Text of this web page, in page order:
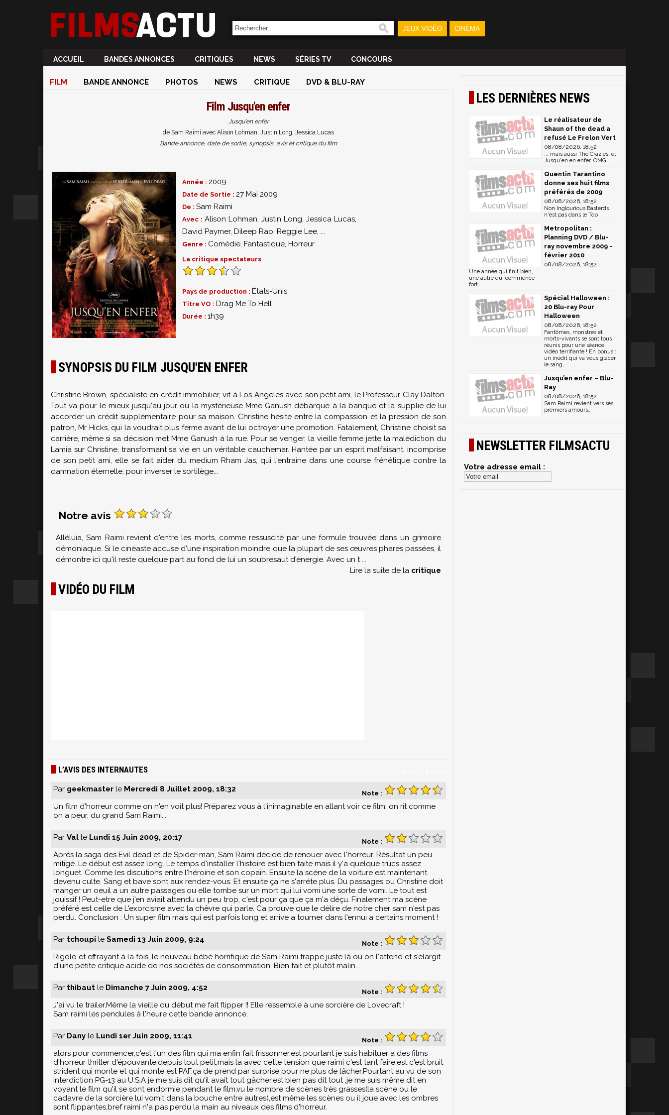
JEUX VIDÉO CINÉMA
ACCUEIL BANDES ANNONCES CRITIQUES NEWS SÉRIES TV CONCOURS
FILM BANDE ANNONCE PHOTOS NEWS CRITIQUE DVD & BLU-RAY
Film Jusqu'en enfer
Jusqu'en enfer
de Sam Raimi avec Alison Lohman, Justin Long, Jessica Lucas
Bande annonce, date de sortie, synopsis, avis et critique du film
Année : 2009
Date de Sortie : 27 Mai 2009
De : Sam Raimi
Avec : Alison Lohman, Justin Long, Jessica Lucas,
David Paymer, Dileep Rao, Reggie Lee, ...
Genre : Comédie, Fantastique, Horreur
La critique spectateurs
Pays de production : États-Unis
Titre VO : Drag Me To Hell
Durée : 1h39
SYNOPSIS DU FILM JUSQU'EN ENFER
Christine Brown, spécialiste en crédit immobilier, vit à Los Angeles avec son petit ami, le Professeur Clay Dalton.
Tout va pour le mieux jusqu'au jour où la mystérieuse Mme Ganush débarque à la banque et la supplie de lui
accorder un crédit supplémentaire pour sa maison. Christine hésite entre la compassion et la pression de son
patron, Mr Hicks, qui la voudrait plus ferme avant de lui octroyer une promotion. Fatalement, Christine choisit sa
carrière, même si sa décision met Mme Ganush à la rue. Pour se venger, la vieille femme jette la malédiction du
Lamia sur Christine, transformant sa vie en un véritable cauchemar. Hantée par un esprit malfaisant, incomprise
de son petit ami, elle se fait aider du medium Rham Jas, qui l'entraine dans une course frénétique contre la
damnation éternelle, pour inverser le sortilège...
Notre avis
Alléluia, Sam Raimi revient d'entre les morts, comme ressuscité par une formule trouvée dans un grimoire
démoniaque. Si le cinéaste accuse d'une inspiration moindre que la plupart de ses œuvres phares passées, il
démontre ici qu'il reste quelque part au fond de lui un soubresaut d'énergie. Avec un t ...
Lire la suite de la critique
VIDÉO DU FILM
L’AVIS DES INTERNAUTES
Note :
Par geekmaster le Mercredi 8 Juillet 2009, 18:32
Un film d'horreur comme on n'en voit plus! Préparez vous à l'inimaginable en allant voir ce film, on rit comme
on a peur, du grand Sam Raimi...
Note :
Par Val le Lundi 15 Juin 2009, 20:17
Aprés la saga des Evil dead et de Spider-man, Sam Raimi décide de renouer avec l'horreur. Résultat un peu
mitigé. Le début est assez long. Le temps d'installer l'histoire est bien faite mais il y'a quelque trucs assez
longuet. Comme les discutions entre l'héroine et son copain. Ensuite la scéne de la voiture est maintenant
devenu culte. Sang et bave sont aux rendez-vous. Et ensuite ça ne s'arréte plus. Du passages ou Christine doit
manger un oeuil a un autre passages ou elle tombe sur un mort qui lui vomi une sorte de vomi. Le tout est
jouissif ! Peut-etre que j'en aviait attendu un peu trop, c'est pour ça que ça m'a déçu. Finalement ma scéne
préféré est celle de L'exorcisme avec la chêvre qui parle. Ca prouve que le délire de notre cher sam n'est pas
perdu. Conclusion : Un super film mais qui est parfois long et arrive a tourner dans l'ennui a certains moment !
Note :
Par tchoupi le Samedi 13 Juin 2009, 9:24
Rigolo et effrayant à la fois, le nouveau bébé horrifique de Sam Raimi frappe juste là où on l'attend et s'élargit
d'une petite critique acide de nos sociétés de consommation. Bien fait et plutôt malin...
Note :
Par thibaut le Dimanche 7 Juin 2009, 4:52
J'ai vu le trailer.Même la vieille du début me fait flipper !! Elle ressemble à une sorcière de Lovecraft !
Sam raimi les pendules à l'heure cette bande annonce.
Note :
Par Dany le Lundi 1er Juin 2009, 11:41
alors pour commencer,c'est l'un des film qui ma enfin fait frissonner,est pourtant je suis habituer a des films
d'horreur thriller d'épouvante,depuis tout petit,mais la avec cette tension que raimi c'est tant faire,est c'est bruit
strident qui monte et qui monte est PAF,ça de prend par surprise pour ne plus de lâcher.Pourtant au vu de son
interdiction PG-13 au U.S.A je me suis dit qu'il avait tout gâcher,est bien pas dit tout ,je me suis même dit en
voyant le film qu'il se sont endormie pendant le film,vu le nombre de scènes très grasses(la scène ou le
cadavre de la sorcière lui vomit dans la bouche entre autres),est même les scènes ou il joue avec les ombres
sont flippantes,bref raimi n'a pas perdu la main au niveaux des films d'horreur.
LES DERNIÈRES NEWS
Le réalisateur de
Shaun of the dead a
refusé Le Frelon Vert
08/08/2026, 18:52
... mais aussi The Crazies, et
Jusqu'en en enfer. OMG.
Quentin Tarantino
donne ses huit films
préférés de 2009
08/08/2026, 18:52
Non Inglourious Basterds
n'est pas dans le Top
Metropolitan :
Planning DVD / Blu-
ray novembre 2009 -
février 2010
08/08/2026, 18:52
Une année qui finit bien,
une autre qui commence
fort…
Spécial Halloween :
20 Blu-ray Pour
Halloween
08/08/2026, 18:52
Fantômes, monstres et
morts-vivants se sont tous
réunis pour une séance
vidéo terrifiante ! En bonus :
un inédit qui va vous glacer
le sang…
Jusqu’en enfer – Blu-
Ray
08/08/2026, 18:52
Sam Raimi revient vers ses
premiers amours…
NEWSLETTER FILMSACTU
Votre adresse email :